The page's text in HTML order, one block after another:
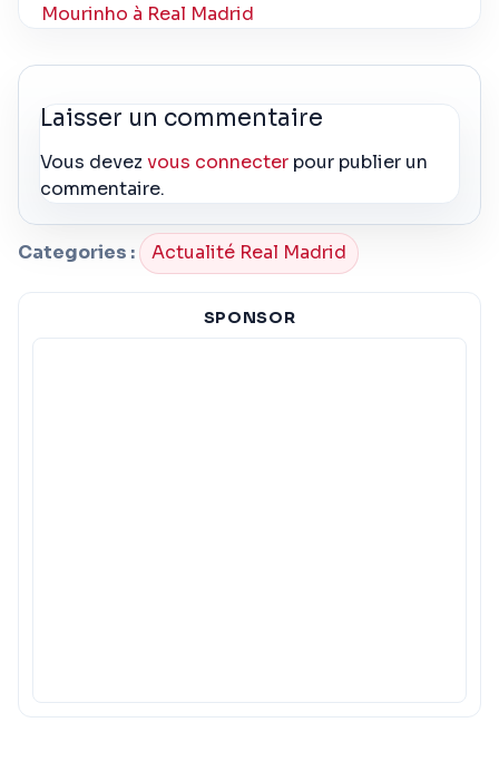
Mourinho à Real Madrid
Laisser un commentaire
Vous devezvous connecter pour publier un
commentaire.
Categories : Actualité Real Madrid
SPONSOR